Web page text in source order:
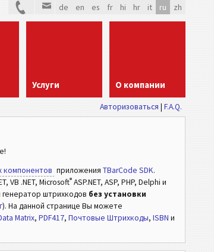
de en es fr hi hr it ru zh
Услуги О компании
Авторизоваться | F.A.Q.
компонентов приложенияTBarCode SDK.
VB .NET, Microsoft® ASP.NET, ASP, PHP, Delphi и
штрихкодов без установки
). На данной странице Вы можете
Matrix, PDF417, Почтовые Штрихкоды, ISBN и